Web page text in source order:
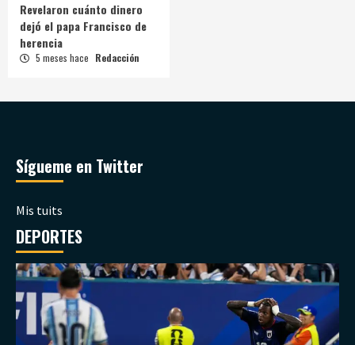
Revelaron cuánto dinero
dejó el papa Francisco de
herencia
5 meses hace Redacción
Sígueme en Twitter
Mis tuits
DEPORTES